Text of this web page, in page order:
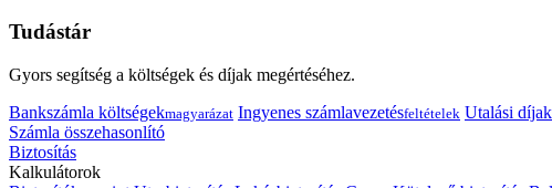
Tudástár
Gyors segítség a költségek és díjak megértéséhez.
Bankszámla költségekmagyarázat Ingyenes számlavezetésfeltételek Utalási díjak
Számla összehasonlító
Biztosítás
Kalkulátorok